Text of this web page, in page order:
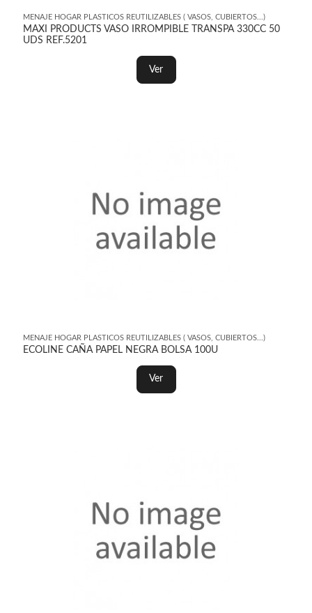
MENAJE HOGAR PLASTICOS REUTILIZABLES ( VASOS, CUBIERTOS...)
MAXI PRODUCTS VASO IRROMPIBLE TRANSPA 330CC 50
UDS REF.5201
Ver
MENAJE HOGAR PLASTICOS REUTILIZABLES ( VASOS, CUBIERTOS...)
ECOLINE CAÑA PAPEL NEGRA BOLSA 100U
Ver